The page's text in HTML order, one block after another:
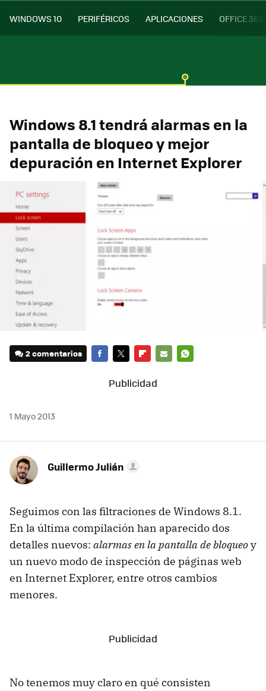
WINDOWS 10 PERIFÉRICOS APLICACIONES OFFICE 365
Windows 8.1 tendrá alarmas en la
pantalla de bloqueo y mejor
depuración en Internet Explorer
2 comentarios
MAIL
1 Mayo 2013
Guillermo Julián
Seguimos con las filtraciones de Windows 8.1.
En la última compilación han aparecido dos
detalles nuevos: alarmas en la pantalla de bloqueoy
un nuevo modo de inspección de páginas web
en Internet Explorer, entre otros cambios
menores.
No tenemos muy claro en qué consisten